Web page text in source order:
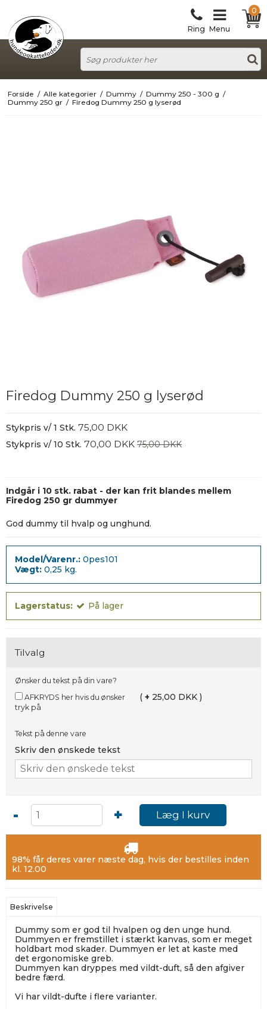
Ring Menu
0
Forside / Alle kategorier / Dummy / Dummy 250 - 300 g /
Dummy 250 gr / Firedog Dummy 250 g lyserød
Firedog Dummy 250 g lyserød
Stykpris v/ 1 Stk. 75,00 DKK
Stykpris v/ 10 Stk. 70,00 DKK 75,00 DKK
Indgår i 10 stk. rabat - der kan frit blandes mellem
Firedog 250 gr dummyer
God dummy til hvalp og unghund.
Model/Varenr.: 0pes101
Vægt: 0,25 kg.
Lagerstatus: På lager
Tilvalg
Ønsker du tekst på din vare?
tryk på
( + 25,00 DKK )
Tekst på denne vare
Skriv den ønskede tekst
- + Læg I kurv
98% får deres varer næste dag, hvis der bestilles inden
kl. 12.00
Beskrivelse
Dummy som er god til hvalpen og den unge hund.
Dummyen er fremstillet i stærkt kanvas, som er meget
holdbart mod skader. Dummyen er let at kaste med
det ergonomiske greb.
Dummyen kan dryppes med vildt-duft, så den afgiver
bedre færd.
Vi har vildt-dufte i flere varianter.